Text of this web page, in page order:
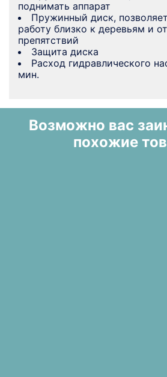
поднимать аппарат
Пружинный диск,
работу близко к деревьям и
препятствий
Защита диска
Расход гидравлического
мин.
Возможно вас
похожие